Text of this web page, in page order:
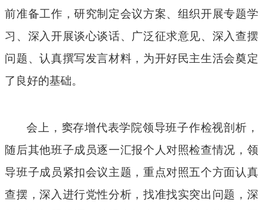
前准备工作，研究制定会议方案、组织开展专题学
习、深入开展谈心谈话、广泛征求意见、深入查摆
问题、认真撰写发言材料，为开好民主生活会奠定
了良好的基础。
会上， 窦存增代表学院领导班子作检视剖析，
随后其他班子成员逐一汇报个人对照检查情况，领
导班子成员紧扣会议主题，重点对照五个方面认真
查摆，深入进行党性分析，找准找实突出问题，深